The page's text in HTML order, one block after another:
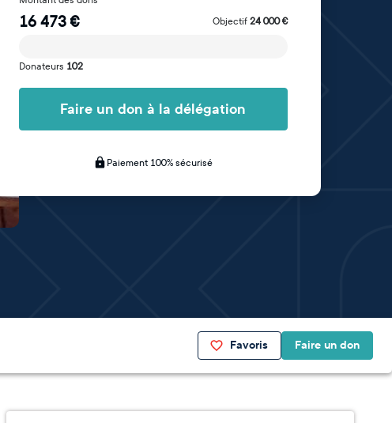
16 473€ Objectif 24 000€
Donateurs 102
Faire un don à la délégation
Paiement 100% sécurisé
Favoris Faire un don